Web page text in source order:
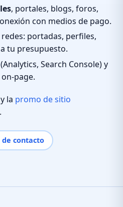
, portales, blogs, foros,
con medios de pago.
portadas, perfiles,
tu presupuesto.
(Analytics, Search Console) y
on-page.
y la promo de sitio
.
contacto